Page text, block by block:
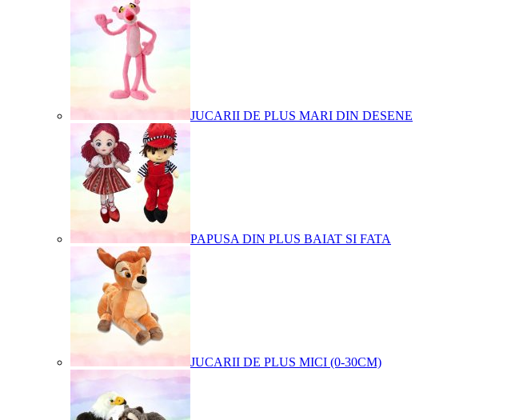
JUCARII DE PLUS MARI DIN DESENE
PAPUSA DIN PLUS BAIAT SI FATA
JUCARII DE PLUS MICI (0-30CM)